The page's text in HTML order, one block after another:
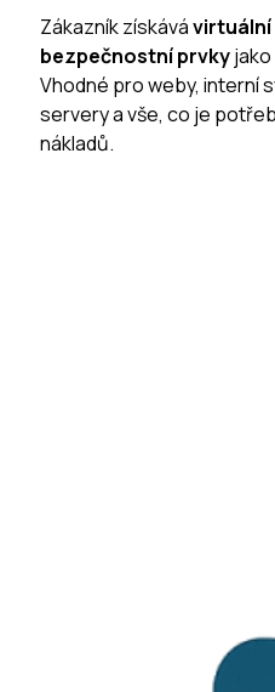
Zákazník získávávirtuální
bezpečnostní prvky
Vhodné pro weby, interní
servery a vše, co je
nákladů.